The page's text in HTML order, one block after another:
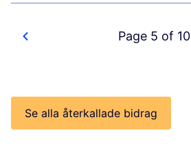
Page 5 of 10
Se alla återkallade bidrag